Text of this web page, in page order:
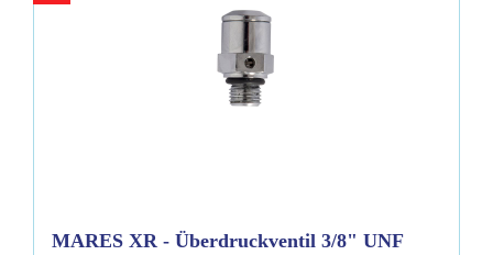
MARES XR - Überdruckventil 3/8" UNF